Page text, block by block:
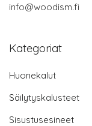
info@woodism.fi
Kategoriat
Huonekalut
Säilytyskalusteet
Sisustusesineet